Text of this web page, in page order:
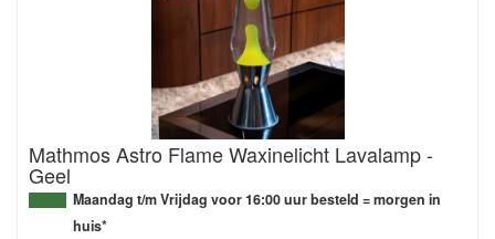
Mathmos Astro Flame Waxinelicht Lavalamp -
Geel
Maandag t/m Vrijdag voor 16:00 uur besteld = morgen in
huis*